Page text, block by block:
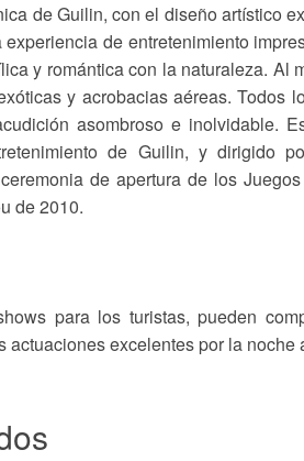
de Guilin, con el diseño artístico
de entretenimiento
y romántica con la naturaleza. Al
y acrobacias aéreas. Todos
asombroso e inolvidable.
de Guilin, y dirigido
de apertura de los
de 2010.
para los turistas, pueden
actuaciones excelentes por la